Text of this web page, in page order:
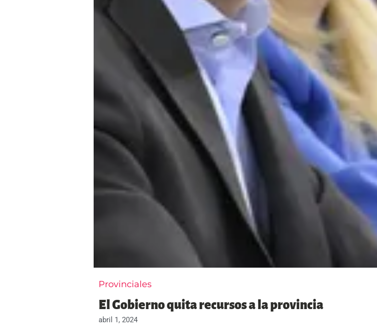
Provinciales
El Gobierno quita recursos a la provincia
abril 1, 2024